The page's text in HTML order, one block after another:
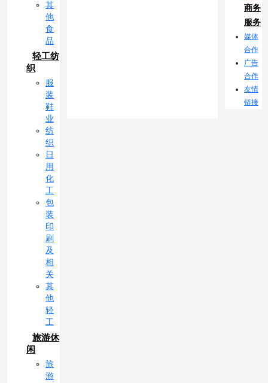
其
他
食
品
轻工纺
织
服
装
鞋
业
纺
织
日
用
化
工
包
装
印
刷
及
相
关
其
他
轻
工
旅游休
闲
旅
游
商务
服务
媒体
合作
广告
合作
友情
链接